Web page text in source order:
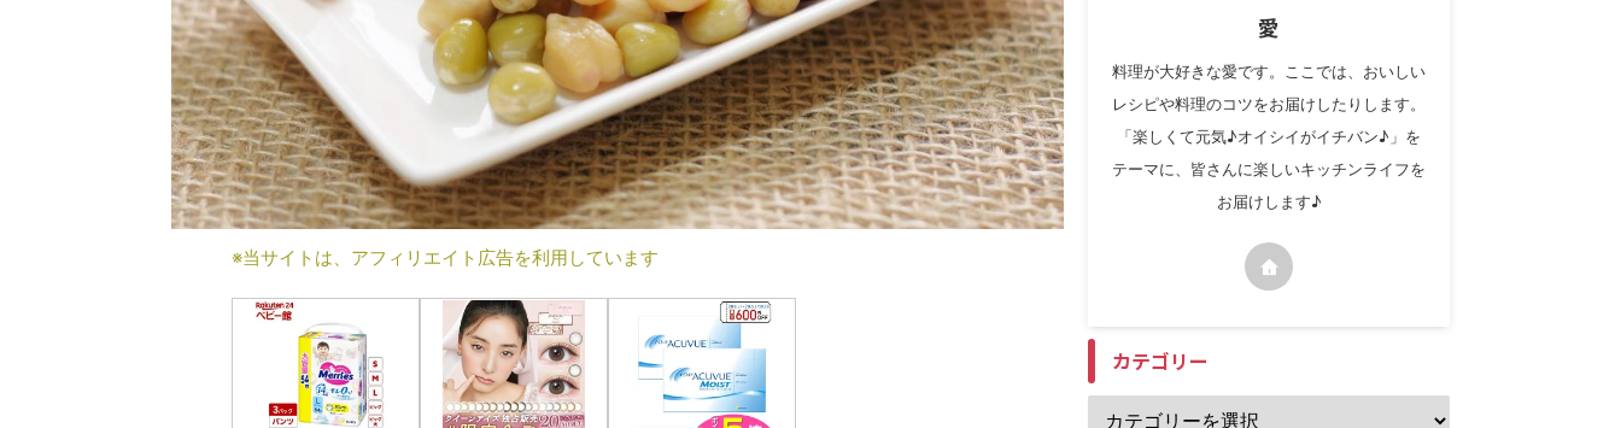
※当サイトは、アフィリエイト広告を利用しています
愛
料理が大好きな愛です。ここでは、おいしい
レシピや料理のコツをお届けしたりします。
「楽しくて元気♪オイシイがイチバン♪」を
テーマに、皆さんに楽しいキッチンライフを
お届けします♪
カテゴリー